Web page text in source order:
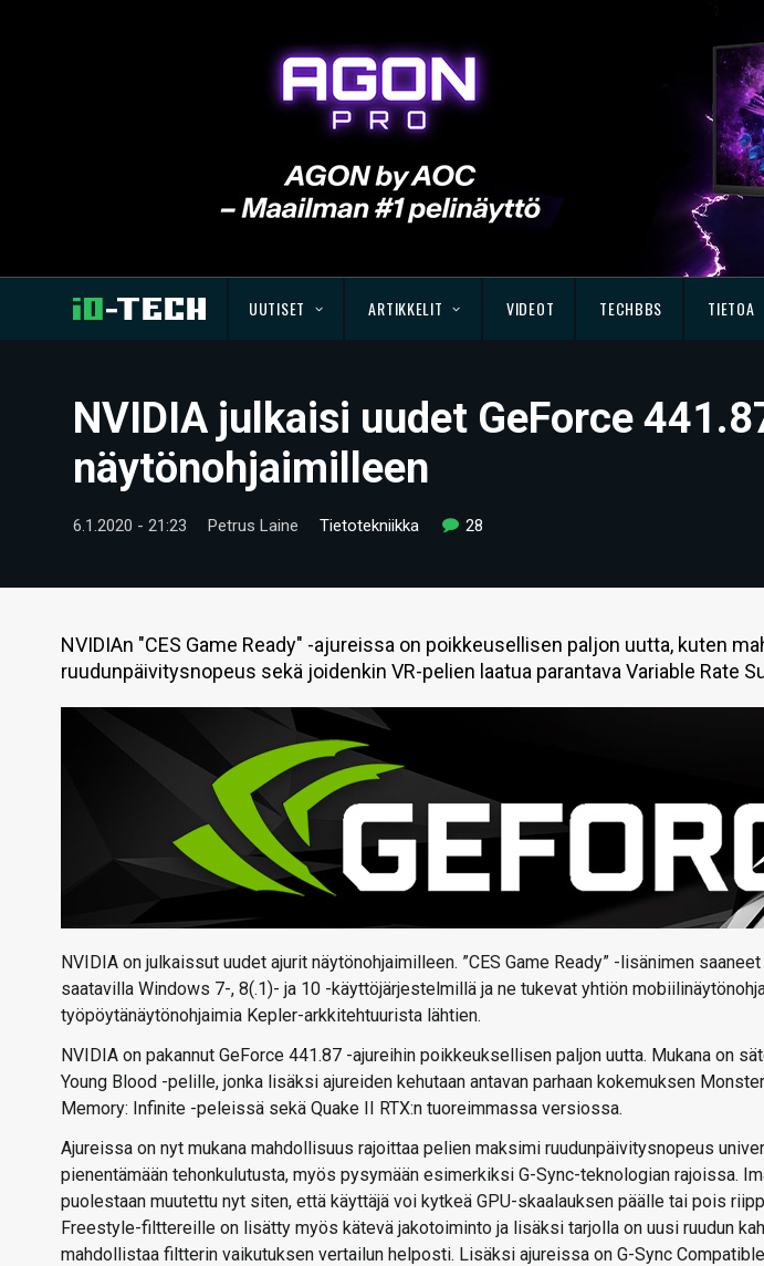
UUTISET ARTIKKELIT VIDEOT TECHBBS TIETOA
NVIDIA julkaisi uudet GeForce
näytönohjaimilleen
6.1.2020 - 21:23 Petrus Laine Tietotekniikka 28
NVIDIAn "CES Game Ready" -ajureissa on poikkeusellisen paljon uutta, kuten
ruudunpäivitysnopeus sekä joidenkin VR-pelien laatua parantava Variable Rate
NVIDIA on julkaissut uudet ajurit näytönohjaimilleen. ”CES Game Ready” -lisänimen
saatavilla Windows 7-, 8(.1)- ja 10 -käyttöjärjestelmillä ja ne tukevat yhtiön
työpöytänäytönohjaimia Kepler-arkkitehtuurista lähtien.
NVIDIA on pakannut GeForce 441.87 -ajureihin poikkeuksellisen paljon uutta. Mukana on
Young Blood -pelille, jonka lisäksi ajureiden kehutaan antavan parhaan kokemuksen
Memory: Infinite -peleissä sekä Quake II RTX:n tuoreimmassa versiossa.
Ajureissa on nyt mukana mahdollisuus rajoittaa pelien maksimi ruudunpäivitysnopeus
pienentämään tehonkulutusta, myös pysymään esimerkiksi G-Sync-teknologian rajoissa.
puolestaan muutettu nyt siten, että käyttäjä voi kytkeä GPU-skaalauksen päälle tai pois
Freestyle-filttereille on lisätty myös kätevä jakotoiminto ja lisäksi tarjolla on uusi ruudun
mahdollistaa filtterin vaikutuksen vertailun helposti. Lisäksi ajureissa on G-Sync